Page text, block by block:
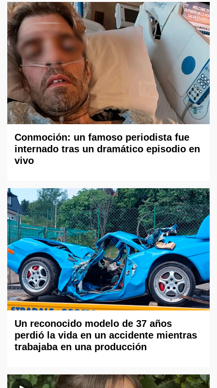
Conmoción: un famoso periodista fue
internado tras un dramático episodio en
vivo
Un reconocido modelo de 37 años
perdió la vida en un accidente mientras
trabajaba en una producción